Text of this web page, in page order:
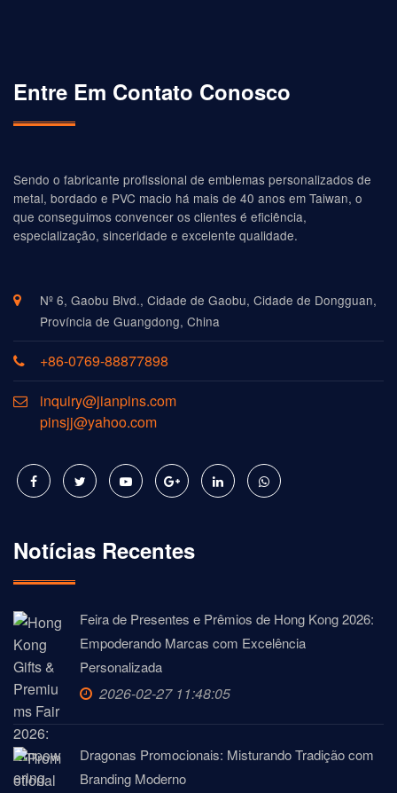
Entre Em Contato Conosco
Sendo o fabricante profissional de emblemas personalizados de
metal, bordado e PVC macio há mais de 40 anos em Taiwan, o
que conseguimos convencer os clientes é eficiência,
especialização, sinceridade e excelente qualidade.
Nº 6, Gaobu Blvd., Cidade de Gaobu, Cidade de Dongguan,
Província de Guangdong, China
+86-0769-88877898
inquiry@jianpins.com
pinsjj@yahoo.com
Notícias Recentes
Feira de Presentes e Prêmios de Hong Kong 2026:
Empoderando Marcas com Excelência
Personalizada
2026-02-27 11:48:05
Dragonas Promocionais: Misturando Tradição com
Branding Moderno